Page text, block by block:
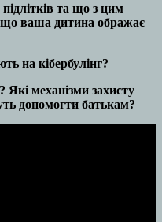
та що з цим
ваша дитина ображає
на кібербулінг?
Які механізми захисту
допомогти батькам?